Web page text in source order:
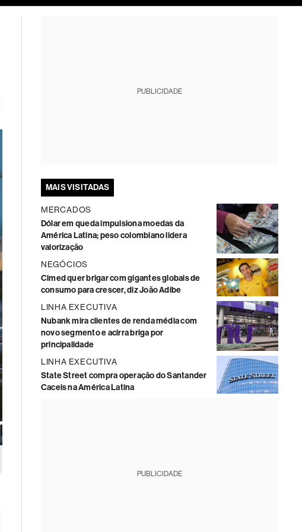
PUBLICIDADE
MAIS VISITADAS
MERCADOS
Dólar em queda impulsiona moedas da
América Latina; peso colombiano lidera
valorização
NEGÓCIOS
Cimed quer brigar com gigantes globais de
consumo para crescer, diz João Adibe
LINHA EXECUTIVA
Nubank mira clientes de renda média com
novo segmento e acirra briga por
principalidade
LINHA EXECUTIVA
State Street compra operação do Santander
Caceis na América Latina
PUBLICIDADE